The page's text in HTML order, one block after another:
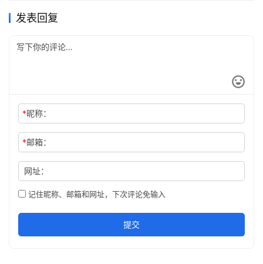
发表回复
*昵称：
*邮箱：
网址：
记住昵称、邮箱和网址，下次评论免输入
提交